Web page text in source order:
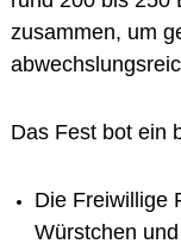
zusammen, um
Das Fest bot ein
Die Freiwillige
Würstchen